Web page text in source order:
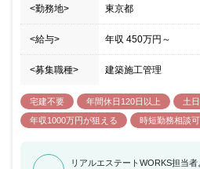
<勤務地> 東京都
<給与> 年収 450万円 ～
<募集職種> 建築施工管理
宅建不要 年間休日120日以上
土
年収1000万円が狙える
時短勤務相談
リアルエステートWORKS担当者